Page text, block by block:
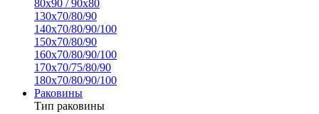
80х90 / 90х80
130х70/80/90
140х70/80/90/100
150х70/80/90
160х70/80/90/100
170х70/75/80/90
180х70/80/90/100
Раковины
Тип раковины